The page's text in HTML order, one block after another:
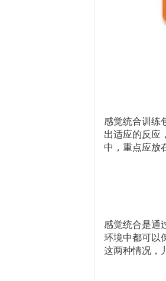
感觉统合训练
出适应的反应
中，重点应放
感觉统合是通
环境中都可以
这两种情况，